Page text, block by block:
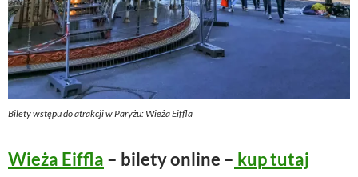
Bilety wstępu do atrakcji w Paryżu: Wieża Eiffla
Wieża Eiffla – bilety online – kup tutaj